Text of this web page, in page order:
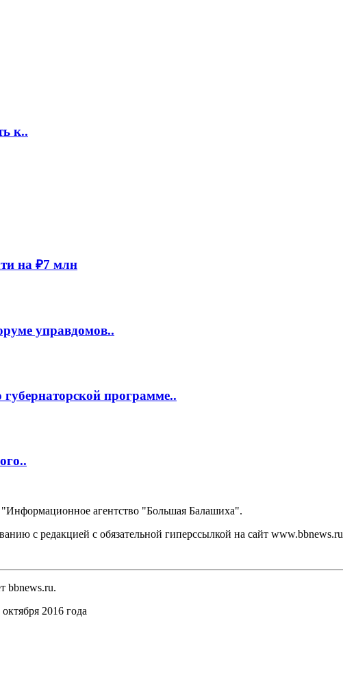
к..
на ₽7 млн
управдомов..
программе..
агентство "Большая Балашиха".
с редакцией с обязательной гиперссылкой на сайт www.bbnews.ru
bbnews.ru.
2016 года